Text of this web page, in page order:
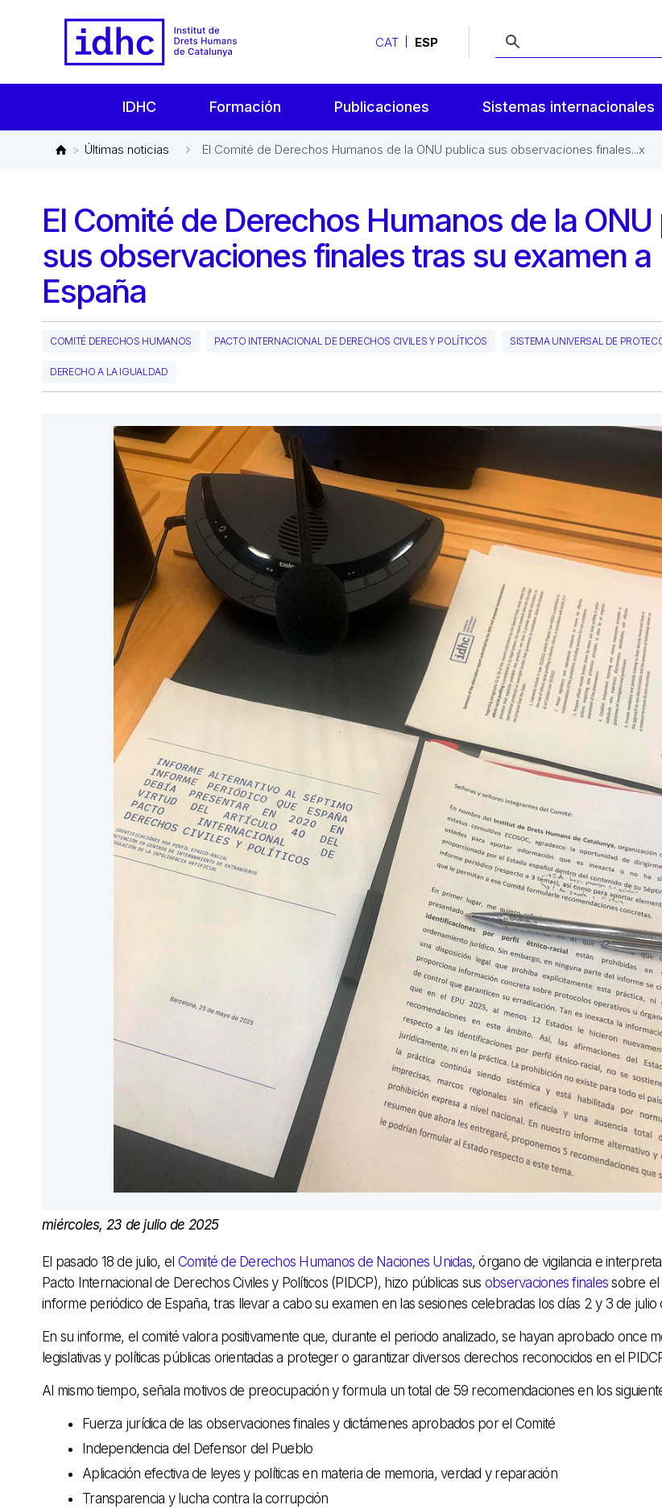
CAT ESP
IDHC Formación Publicaciones Sistemas internacionales
> Últimas noticias El Comité de Derechos Humanos de la ONU publica sus observaciones finales...x
El Comité de Derechos Humanos de la
sus observaciones finales tras su examen a
España
COMITÉ DERECHOS HUMANOS PACTO INTERNACIONAL DE DERECHOS CIVILES Y POLÍTICOS SISTEMA UNIVERSAL DE
DERECHO A LA IGUALDAD
miércoles, 23 de julio de 2025
El pasado 18 de julio, el Comité de Derechos Humanos de Naciones Unidas, órgano de vigilancia e
Pacto Internacional de Derechos Civiles y Políticos (PIDCP), hizo públicas sus observaciones finalessobre el
informe periódico de España, tras llevar a cabo su examen en las sesiones celebradas los días 2 y 3 de
En su informe, el comité valora positivamente que, durante el periodo analizado, se hayan aprobado once
legislativas y políticas públicas orientadas a proteger o garantizar diversos derechos reconocidos en el
Al mismo tiempo, señala motivos de preocupación y formula un total de 59 recomendaciones en los
Fuerza jurídica de las observaciones finales y dictámenes aprobados por el Comité
Independencia del Defensor del Pueblo
Aplicación efectiva de leyes y políticas en materia de memoria, verdad y reparación
Transparencia y lucha contra la corrupción